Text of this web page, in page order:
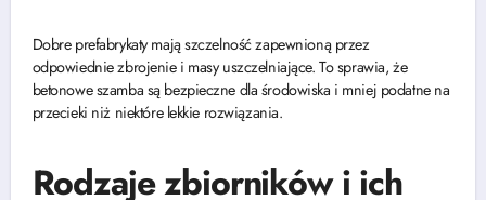
Dobre prefabrykaty mają szczelność zapewnioną przez
odpowiednie zbrojenie i masy uszczelniające. To sprawia, że
betonowe szamba są bezpieczne dla środowiska i mniej podatne na
przecieki niż niektóre lekkie rozwiązania.
Rodzaje zbiorników i ich